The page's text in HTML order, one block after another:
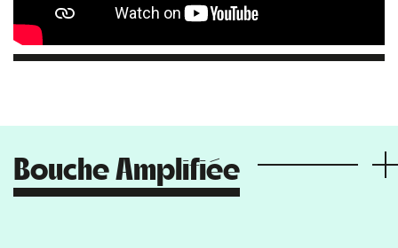
Bouche Amplifiée